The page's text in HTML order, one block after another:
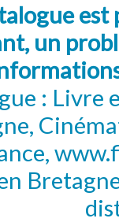
un
: Livre